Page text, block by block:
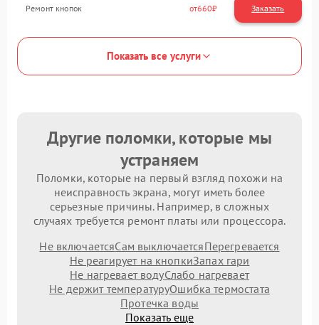
Ремонт кнопок 660
Показать все услуги
Другие поломки, которые мы
устраняем
Поломки, которые на первый взгляд похожи на
неисправность экрана, могут иметь более
серьезные причины. Например, в сложных
случаях требуется ремонт платы или процессора.
Не включаетсяСам выключаетсяПерегревается
Не реагирует на кнопкиЗапах гари
Не нагревает водуСлабо нагревает
Не держит температуруОшибка термостата
Протечка воды
Показать еще